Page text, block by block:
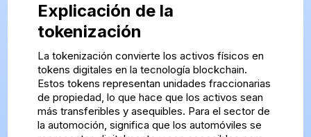
Explicación de la
tokenización
La tokenización convierte los activos físicos en
tokens digitales en la tecnología blockchain.
Estos tokens representan unidades fraccionarias
de propiedad, lo que hace que los activos sean
más transferibles y asequibles. Para el sector de
la automoción, significa que los automóviles se